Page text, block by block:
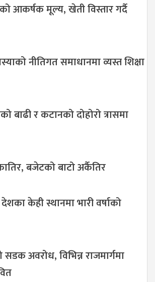
आकर्षक मूल्य, खेती विस्तार गर्दै
नीतिगत समाधानमा व्यस्त शिक्षा
बाढी र कटानको दोहोरो त्रासमा
बजेटको बाटो अर्कैतिर
केही स्थानमा भारी वर्षाको
सडक अवरोध, विभिन्न राजमार्गमा